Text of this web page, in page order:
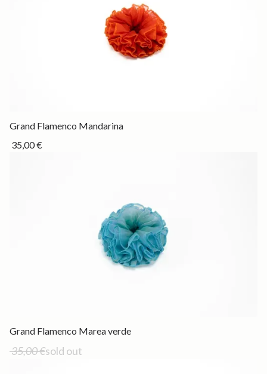
Drop
Grand Flamenco Mandarina
35,00 €
Out of stock
Grand Flamenco Marea verde
35,00 €sold out